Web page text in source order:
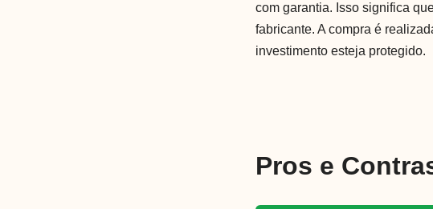
com garantia. Isso significa
fabricante. A compra é
investimento esteja protegido.
Pros e